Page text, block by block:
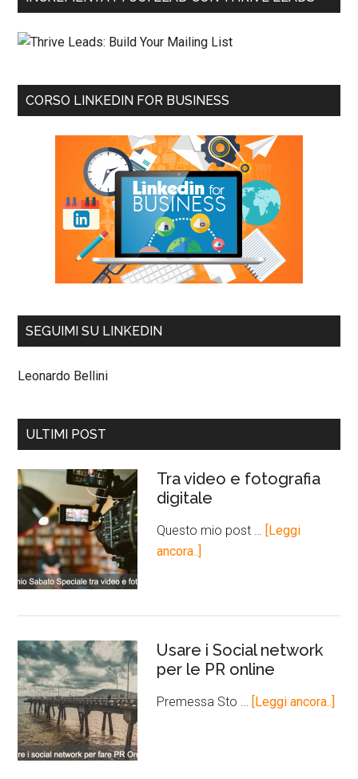
CORSO LINKEDIN FOR BUSINESS
SEGUIMI SU LINKEDIN
Leonardo Bellini
ULTIMI POST
Tra video e fotografia
digitale
Questo mio post …
[Leggi
ancora..]
Usare i Social network
per le PR online
Premessa Sto … [Leggi ancora..]